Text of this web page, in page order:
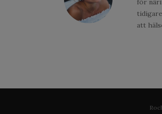
för
att